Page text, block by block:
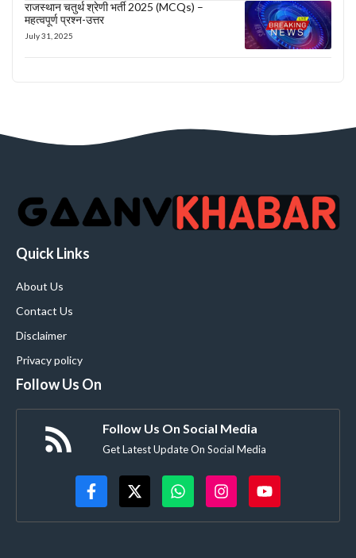
राजस्थान चतुर्थ श्रेणी भर्ती 2025 (MCQs) –
महत्वपूर्ण प्रश्न-उत्तर
July 31, 2025
Quick Links
About Us
Contact Us
Disclaimer
Privacy policy
Follow Us On
Follow Us On Social Media
Get Latest Update On Social Media